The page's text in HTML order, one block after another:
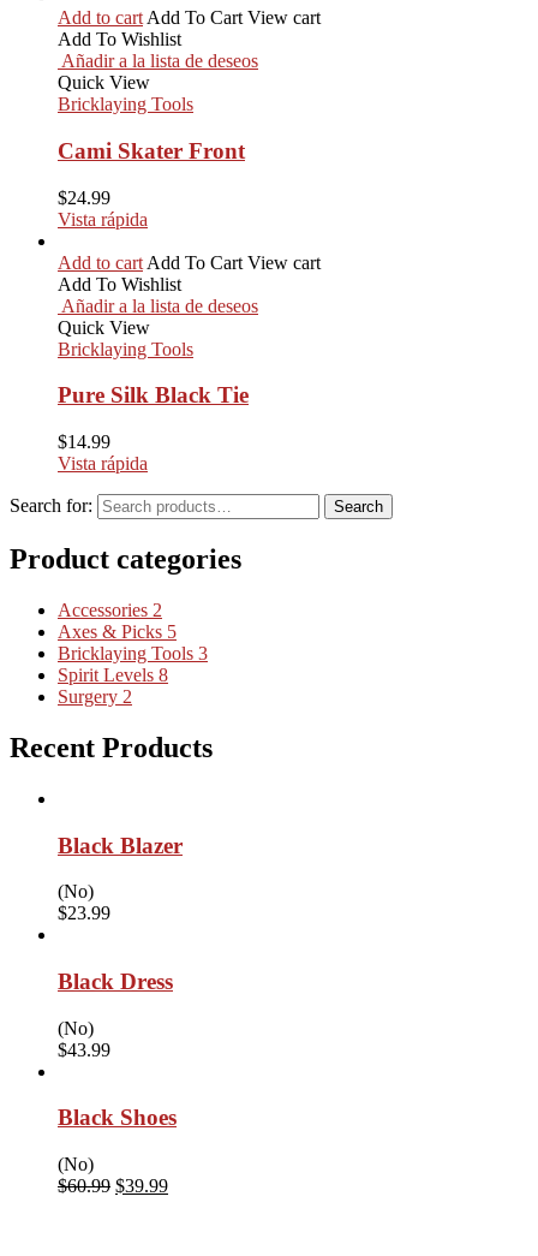
Add to cart Add To Cart View cart
Add To Wishlist
Añadir a la lista de deseos
Quick View
Bricklaying Tools
Cami Skater Front
$24.99
Vista rápida
Add to cart Add To Cart View cart
Add To Wishlist
Añadir a la lista de deseos
Quick View
Bricklaying Tools
Pure Silk Black Tie
$14.99
Vista rápida
Search for: Search
Product categories
Accessories 2
Axes & Picks 5
Bricklaying Tools 3
Spirit Levels 8
Surgery 2
Recent Products
Black Blazer
(No)
$23.99
Black Dress
(No)
$43.99
Black Shoes
(No)
$60.99 $39.99